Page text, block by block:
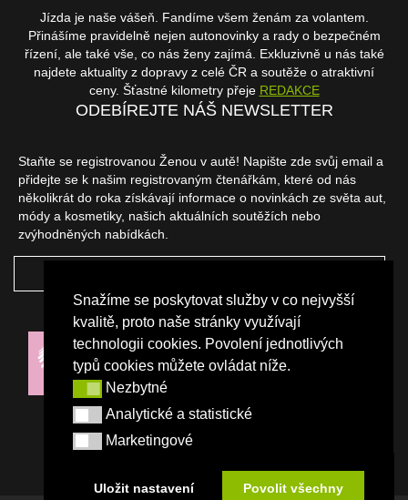
Snažíme se poskytovat služby v co nejvyšší
kvalitě, proto naše stránky využívají
technologii cookies. Povolení jednotlivých
typů cookies můžete ovládat níže.
NezbytnéNezbytné
Analytické a statistické
Analytické a statistické
Marketingové
Marketingové
Uložit nastavení Povolit všechny
Jízda je naše vášeň. Fandíme všem ženám za volantem.
Přinášíme pravidelně nejen autonovinky a rady o bezpečném
řízení, ale také vše, co nás ženy zajímá. Exkluzivně u nás také
najdete aktuality z dopravy z celé ČR a soutěže o atraktivní
ceny. Šťastné kilometry přeje REDAKCE
ODEBÍREJTE NÁŠ NEWSLETTER
Staňte se registrovanou Ženou v autě! Napište zde svůj email a
přidejte se k našim registrovaným čtenářkám, které od nás
několikrát do roka získávají informace o novinkách ze světa aut,
módy a kosmetiky, našich aktuálních soutěžích nebo
zvýhodněných nabídkách.
NAŠI PARTNEŘI